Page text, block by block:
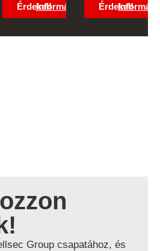
Érdekel!Információk Érdekel!
Group csapatához, és